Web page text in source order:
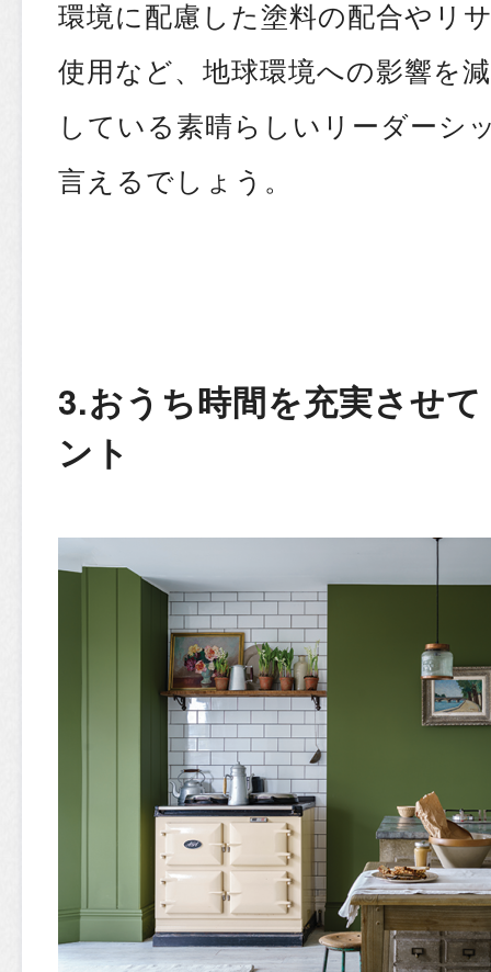
環境に配慮した塗料の配合やリ
使用など、地球環境への影響を
している素晴らしいリーダーシ
言えるでしょう。
3.おうち時間を充実させ
ント